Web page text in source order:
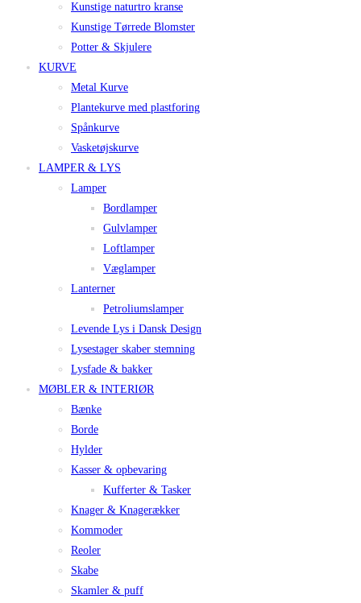
Kunstige naturtro kranse
Kunstige Tørrede Blomster
Potter & Skjulere
KURVE
Metal Kurve
Plantekurve med plastforing
Spånkurve
Vasketøjskurve
LAMPER & LYS
Lamper
Bordlamper
Gulvlamper
Loftlamper
Væglamper
Lanterner
Petroliumslamper
Levende Lys i Dansk Design
Lysestager skaber stemning
Lysfade & bakker
MØBLER & INTERIØR
Bænke
Borde
Hylder
Kasser & opbevaring
Kufferter & Tasker
Knager & Knagerækker
Kommoder
Reoler
Skabe
Skamler & puff